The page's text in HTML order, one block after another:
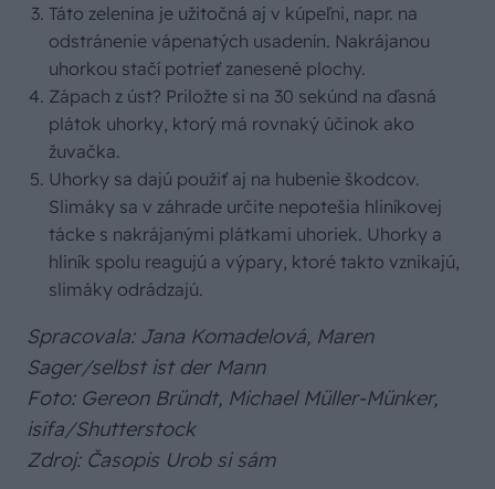
Táto zelenina je užitočná aj v kúpeľni, napr. na
odstránenie vápenatých usadenín. Nakrájanou
uhorkou stačí potrieť zanesené plochy.
Zápach z úst? Priložte si na 30 sekúnd na ďasná
plátok uhorky, ktorý má rovnaký účinok ako
žuvačka.
Uhorky sa dajú použiť aj na hubenie škodcov.
Slimáky sa v záhrade určite nepotešia hliníkovej
tácke s nakrájanými plátkami uhoriek. Uhorky a
hliník spolu reagujú a výpary, ktoré takto vznikajú,
slimáky odrádzajú.
Spracovala: Jana Komadelová, Maren
Sager/selbst ist der Mann
Foto: Gereon Bründt, Michael Müller-Münker,
isifa/Shutterstock
Zdroj: Časopis Urob si sám